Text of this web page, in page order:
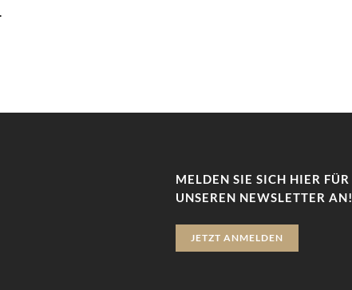
MELDEN SIE SICH HIER FÜR
UNSEREN NEWSLETTER AN!
JETZT ANMELDEN